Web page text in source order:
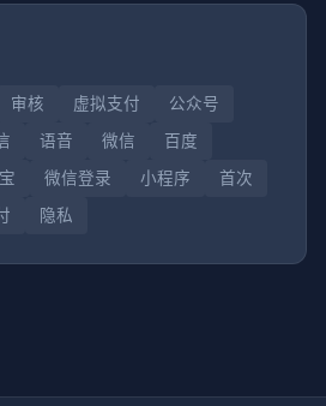
审核 虚拟支付
公众号
语音 微信
百度
微信登录 小程序
首次
隐私